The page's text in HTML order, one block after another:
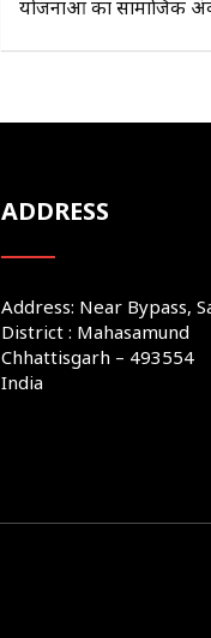
योजनाओं का सामाजिक
ADDRESS
Address: Near Bypass,
District : Mahasamund
Chhattisgarh – 493554
India